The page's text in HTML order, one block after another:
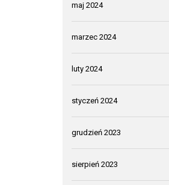
maj 2024
marzec 2024
luty 2024
styczeń 2024
grudzień 2023
sierpień 2023